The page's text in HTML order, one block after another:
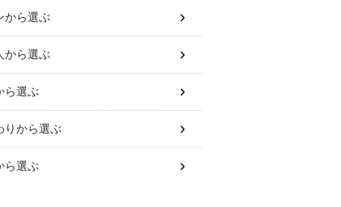
から選ぶ
から選ぶ
ら選ぶ
りから選ぶ
ら選ぶ